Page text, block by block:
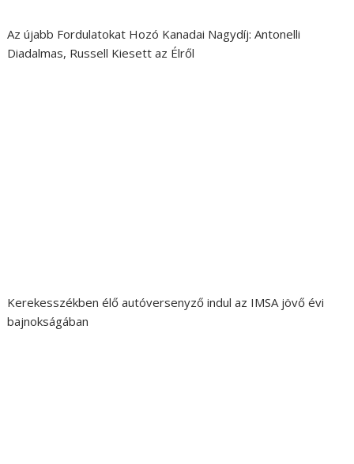
Az újabb Fordulatokat Hozó Kanadai Nagydíj: Antonelli
Diadalmas, Russell Kiesett az Élről
Kerekesszékben élő autóversenyző indul az IMSA jövő évi
bajnokságában